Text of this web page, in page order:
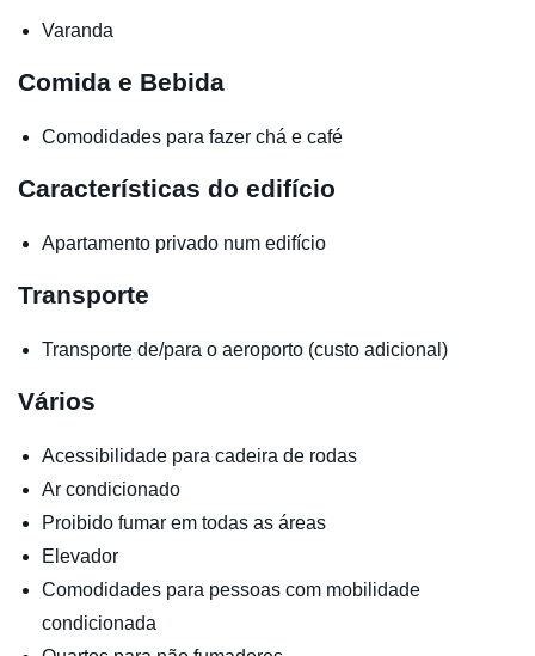
Varanda
Comida e Bebida
Comodidades para fazer chá e café
Características do edifício
Apartamento privado num edifício
Transporte
Transporte de/para o aeroporto (custo adicional)
Vários
Acessibilidade para cadeira de rodas
Ar condicionado
Proibido fumar em todas as áreas
Elevador
Comodidades para pessoas com mobilidade
condicionada